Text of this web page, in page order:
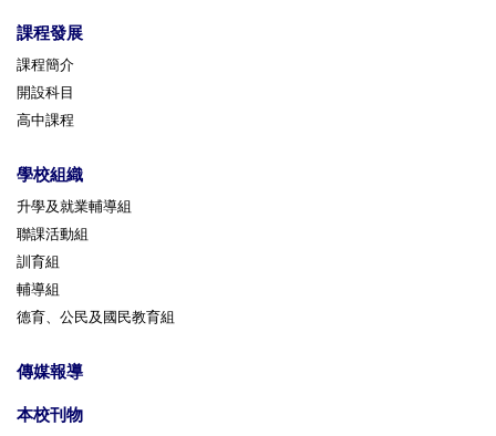
課程發展
課程簡介
開設科目
高中課程
學校組織
升學及就業輔導組
聯課活動組
訓育組
輔導組
德育、公民及國民教育組
傳媒報導
本校刊物